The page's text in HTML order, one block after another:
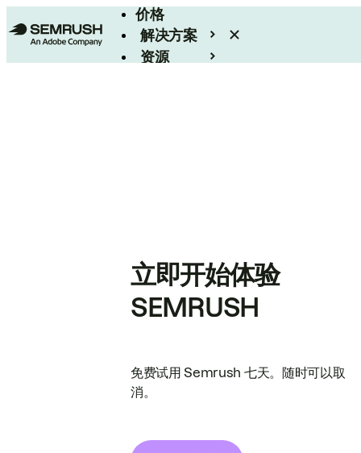
价格
解决方案
资源
立即开始体验
SEMRUSH
免费试用 Semrush 七天。随时可以取
消。